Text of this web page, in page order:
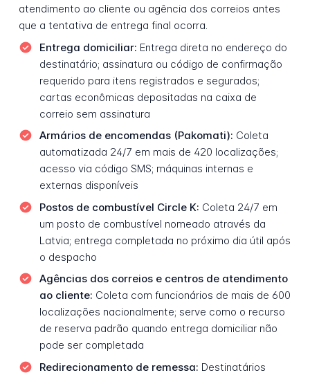
atendimento ao cliente ou agência dos correios antes
que a tentativa de entrega final ocorra.
Entrega domiciliar: Entrega direta no endereço do
destinatário; assinatura ou código de confirmação
requerido para itens registrados e segurados;
cartas econômicas depositadas na caixa de
correio sem assinatura
Armários de encomendas (Pakomati): Coleta
automatizada 24/7 em mais de 420 localizações;
acesso via código SMS; máquinas internas e
externas disponíveis
Postos de combustível Circle K: Coleta 24/7 em
um posto de combustível nomeado através da
Latvia; entrega completada no próximo dia útil após
o despacho
Agências dos correios e centros de atendimento
ao cliente: Coleta com funcionários de mais de 600
localizações nacionalmente; serve como o recurso
de reserva padrão quando entrega domiciliar não
pode ser completada
Redirecionamento de remessa: Destinatários